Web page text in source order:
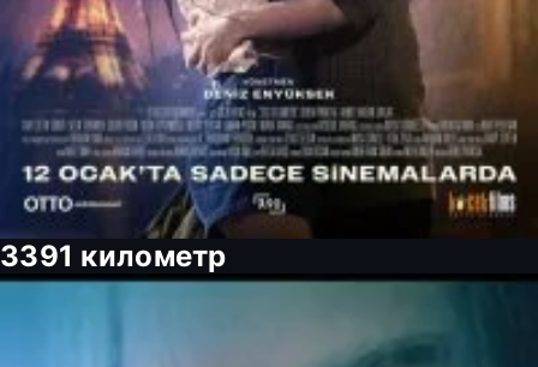
3391 километр